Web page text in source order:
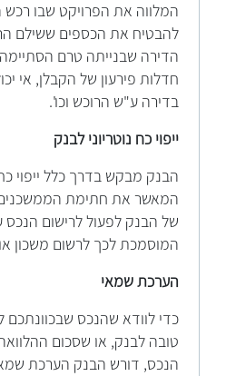
המלווה את הפרויקט שבו רכש
להבטיח את הכספים ששילם
הדירה שבנייתה טרם
חדלות פירעון של הקבלן, אי
בדירה ע"ש הרוכש וכו'.
ייפוי כח נוטריוני לבנק
הבנק מבקש בדרך כלל ייפוי
המאשר את חתימת הממשכנים,
של הבנק לפעול לרישום
המוסמכת לכך לרשום משכון
הערכת שמאי
כדי לוודא שהנכס
טובה לבנק, או שסכום
הנכס, דורש הבנק הערכת